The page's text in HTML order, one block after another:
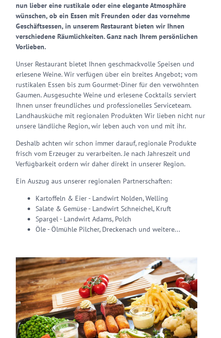
nun lieber eine rustikale oder eine elegante Atmosphäre
wünschen, ob ein Essen mit Freunden oder das vornehme
Geschäftsessen, in unserem Restaurant bieten wir Ihnen
verschiedene Räumlichkeiten. Ganz nach Ihrem persönlichen
Vorlieben.
Unser Restaurant bietet Ihnen geschmackvolle Speisen und
erlesene Weine. Wir verfügen über ein breites Angebot; vom
rustikalen Essen bis zum Gourmet-Diner für den verwöhnten
Gaumen. Ausgesuchte Weine und erlesene Cocktails serviert
Ihnen unser freundliches und professionelles Serviceteam.
Landhausküche mit regionalen Produkten Wir lieben nicht nur
unsere ländliche Region, wir leben auch von und mit ihr.
Deshalb achten wir schon immer darauf, regionale Produkte
frisch vom Erzeuger zu verarbeiten. Je nach Jahreszeit und
Verfügbarkeit ordern wir daher direkt in unserer Region.
Ein Auszug aus unserer regionalen Partnerschaften:
Kartoffeln & Eier - Landwirt Nolden, Welling
Salate & Gemüse - Landwirt Schneichel, Kruft
Spargel - Landwirt Adams, Polch
Öle - Ölmühle Pilcher, Dreckenach und weitere...